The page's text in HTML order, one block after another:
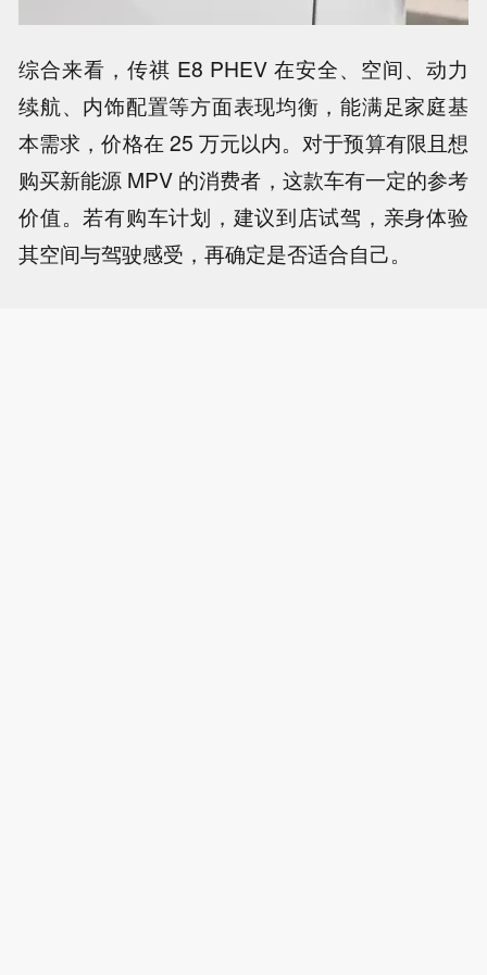
综合来看，传祺 E8 PHEV 在安全、空间、动力
续航、内饰配置等方面表现均衡，能满足家庭基
本需求，价格在 25 万元以内。对于预算有限且想
购买新能源 MPV 的消费者，这款车有一定的参考
价值。若有购车计划，建议到店试驾，亲身体验
其空间与驾驶感受，再确定是否适合自己。